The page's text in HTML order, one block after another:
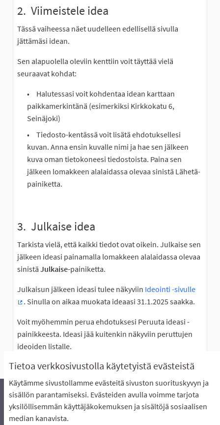
Tietoa verkkosivustolla käytetyistä evästeistä
Käytämme sivustollamme evästeitä sivuston suorituskyvyn ja
sisällön parantamiseksi. Evästeiden avulla voimme tarjota
yksilöllisemmän käyttäjäkokemuksen ja sisältöjä sosiaalisen
median kanavista.
2. Viimeistele idea
Tässä vaiheessa näet uudelleen edellisellä sivulla
jättämäsi idean.
Sen alapuolella oleviin kenttiin voit täyttää vielä
seuraavat kohdat:
Halutessasi voit kohdentaa idean karttaan
paikkamerkintänä (esimerkiksi Kirkkokatu 6,
Seinäjoki)
Tiedosto-kentässä voit lisätä ehdotuksellesi
kuvan. Anna ensin kuvalle nimi ja hae sen jälkeen
kuva oman tietokoneesi tiedostoista. Paina sen
jälkeen lomakkeen alalaidassa olevaa sinistä Lähetä-
painiketta.
3. Julkaise idea
Tarkista vielä, että kaikki tiedot ovat oikein. Julkaise sen
jälkeen ideasi painamalla lomakkeen alalaidassa olevaa
sinistä Julkaise-painiketta.
Julkaisun jälkeen ideasi tulee näkyviin Ideointi -sivulle
. Sinulla on aikaa muokata ideaasi 31.1.2025 saakka.
Voit myöhemmin perua ehdotuksesi Peruuta ideasi -
painikkeesta. Ideasi jää kuitenkin näkyviin peruttujen
ideoiden listalle.
Äänestyksen pikaohjeet
Usein kysytyt kysymykset
Näin äänestät Asukasbudjetissa